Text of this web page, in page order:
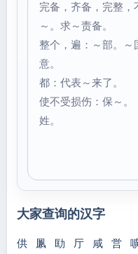
完备，齐备，完整，
～。求～责备。
整个，遍：～部。～
意。
都：代表～来了。
使不受损伤：保～。
姓。
大家查询的汉字
供 凲 劻 厅 咸 営